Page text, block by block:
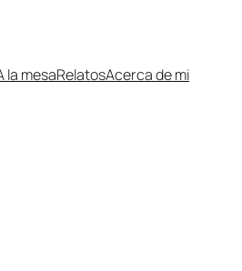
la mesaRelatosAcerca de mi